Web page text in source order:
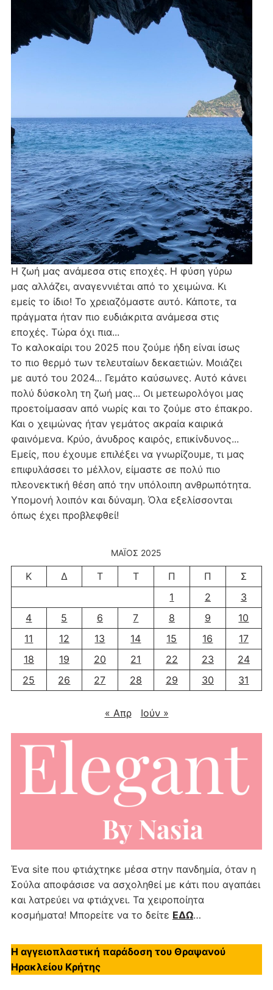
Η ζωή μας ανάμεσα στις εποχές. Η φύση γύρω
μας αλλάζει, αναγεννιέται από το χειμώνα. Κι
εμείς το ίδιο! Το χρειαζόμαστε αυτό. Κάποτε, τα
πράγματα ήταν πιο ευδιάκριτα ανάμεσα στις
εποχές. Τώρα όχι πια...
Το καλοκαίρι του 2025 που ζούμε ήδη είναι ίσως
το πιο θερμό των τελευταίων δεκαετιών. Μοιάζει
με αυτό του 2024... Γεμάτο καύσωνες. Αυτό κάνει
πολύ δύσκολη τη ζωή μας... Οι μετεωρολόγοι μας
προετοίμασαν από νωρίς και το ζούμε στο έπακρο.
Και ο χειμώνας ήταν γεμάτος ακραία καιρικά
φαινόμενα. Κρύο, άνυδρος καιρός, επικίνδυνος...
Εμείς, που έχουμε επιλέξει να γνωρίζουμε, τι μας
επιφυλάσσει το μέλλον, είμαστε σε πολύ πιο
πλεονεκτική θέση από την υπόλοιπη ανθρωπότητα.
Υπομονή λοιπόν και δύναμη. Όλα εξελίσσονται
όπως έχει προβλεφθεί!
ΜΆΙΟΣ 2025
Κ Δ Τ Τ Π Π
Σ
1
2
3
4
5 6 7 8 9
10
11
12 13 14 15 16
17
18
19 20 21 22 23
24
25
26 27 28 29 30 31
« Απρ Ιούν »
Ένα site που φτιάχτηκε μέσα στην πανδημία, όταν η
Σούλα αποφάσισε να ασχοληθεί με κάτι που αγαπάει
και λατρεύει να φτιάχνει. Τα χειροποίητα
κοσμήματα! Μπορείτε να το δείτε ΕΔΩ…
Η αγγειοπλαστική παράδοση του Θραψανού
Ηρακλείου Κρήτης